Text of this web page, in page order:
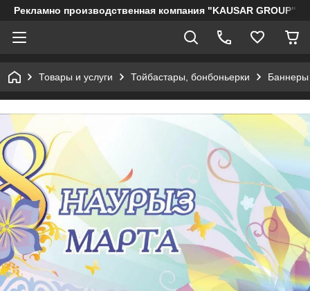
Рекламно производственная компания "KAUSAR GROUP"
Товары и услуги Тойбастары, бонбоньерки